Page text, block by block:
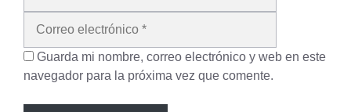
Guarda mi nombre, correo electrónico y web en este
navegador para la próxima vez que comente.